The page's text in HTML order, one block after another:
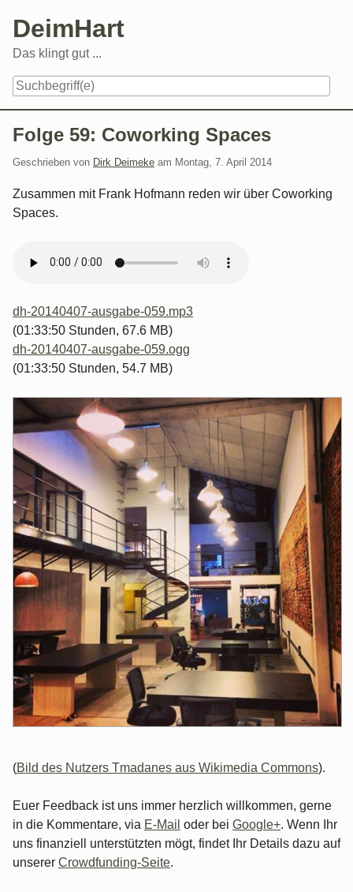
content
DeimHart
Das klingt gut ...
Folge 59: Coworking Spaces
Geschrieben von Dirk Deimeke am Montag, 7. April 2014
Zusammen mit Frank Hofmann reden wir über Coworking
Spaces.
dh-20140407-ausgabe-059.mp3
(01:33:50 Stunden, 67.6 MB)
dh-20140407-ausgabe-059.ogg
(01:33:50 Stunden, 54.7 MB)
(Bild des Nutzers Tmadanes aus Wikimedia Commons).
Euer Feedback ist uns immer herzlich willkommen, gerne
in die Kommentare, via E-Mail oder bei Google+. Wenn Ihr
uns finanziell unterstützten mögt, findet Ihr Details dazu auf
unserer Crowdfunding-Seite.